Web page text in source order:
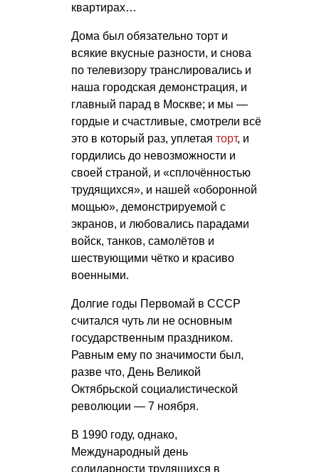
квартирах…
Дома был обязательно торт и
всякие вкусные разности, и снова
по телевизору транслировались и
наша городская демонстрация, и
главный парад в Москве; и мы —
гордые и счастливые, смотрели всё
это в который раз, уплетая торт, и
гордились до невозможности и
своей страной, и «сплочённостью
трудящихся», и нашей «оборонной
мощью», демонстрируемой с
экранов, и любовались парадами
войск, танков, самолётов и
шествующими чётко и красиво
военными.
Долгие годы Первомай в СССР
считался чуть ли не основным
государственным праздником.
Равным ему по значимости был,
разве что, День Великой
Октябрьской социалистической
революции — 7 ноября.
В 1990 году, однако,
Международный день
солидарности трудящихся в